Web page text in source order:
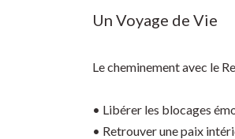
Un Voyage de Vie
Le cheminement avec le
• Libérer les blocages
• Retrouver une paix